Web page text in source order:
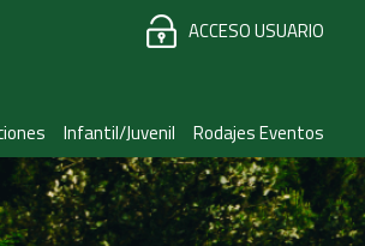
ACCESO USUARIO
Infantil/Juvenil Rodajes Eventos